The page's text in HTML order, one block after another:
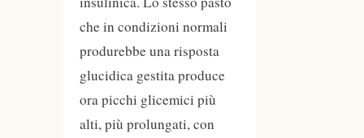
che in condizioni normali
produrebbe una risposta
glucidica gestita produce
ora picchi glicemici più
alti, più prolungati, con